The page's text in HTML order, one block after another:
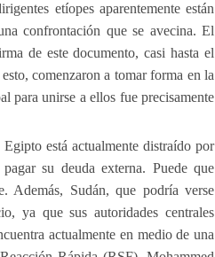
etíopes aparentemente están
confrontación que se avecina. El
de este documento, casi hasta el
comenzaron a tomar forma en la
para unirse a ellos fue precisamente
está actualmente distraído por
su deuda externa. Puede que
Además, Sudán, que podría verse
ya que sus autoridades centrales
actualmente en medio de una